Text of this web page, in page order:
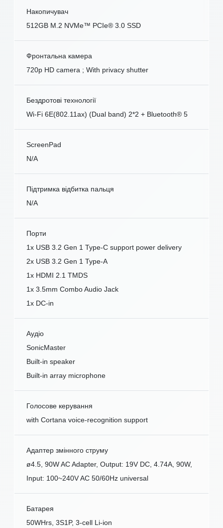
Накопичувач
512GB M.2 NVMe™ PCIe® 3.0 SSD
Фронтальна камера
720p HD camera ; With privacy shutter
Бездротові технології
Wi-Fi 6E(802.11ax) (Dual band) 2*2 + Bluetooth® 5
ScreenPad
N/A
Підтримка відбитка пальця
N/A
Порти
1x USB 3.2 Gen 1 Type-C support power delivery
2x USB 3.2 Gen 1 Type-A
1x HDMI 2.1 TMDS
1x 3.5mm Combo Audio Jack
1x DC-in
Аудіо
SonicMaster
Built-in speaker
Built-in array microphone
Голосове керування
with Cortana voice-recognition support
Адаптер змінного струму
ø4.5, 90W AC Adapter, Output: 19V DC, 4.74A, 90W,
Input: 100~240V AC 50/60Hz universal
Батарея
50WHrs, 3S1P, 3-cell Li-ion